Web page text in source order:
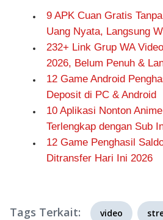
9 APK Cuan Gratis
Uang Nyata, Langsung
232+ Link Grup WA
2026, Belum Penuh &
12 Game Android
Deposit di PC & Android
10 Aplikasi Nonton
Terlengkap dengan Sub
12 Game Penghasil
Ditransfer Hari Ini 2026
Tags Terkait: video